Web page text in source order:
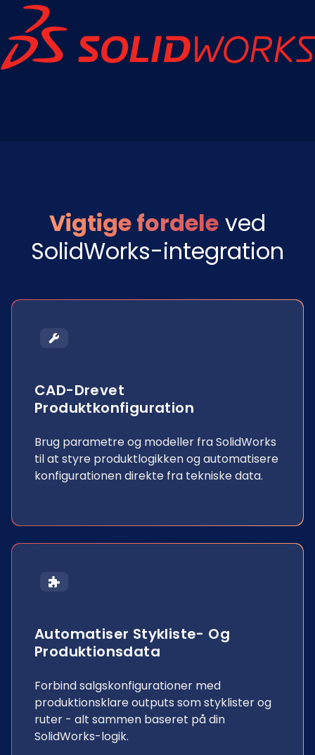
Vigtige fordele ved
SolidWorks-integration
CAD-Drevet
Produktkonfiguration
Brug parametre og modeller fra SolidWorks
til at styre produktlogikken og automatisere
konfigurationen direkte fra tekniske data.
Automatiser Stykliste- Og
Produktionsdata
Forbind salgskonfigurationer med
produktionsklare outputs som styklister og
ruter - alt sammen baseret på din
SolidWorks-logik.